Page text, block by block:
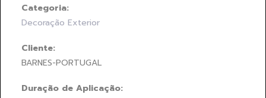
Categoria:
Decoração Exterior
Cliente:
BARNES-PORTUGAL
Duração de Aplicação: